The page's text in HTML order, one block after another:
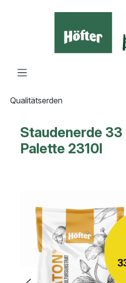
Qualitätserden
Staudenerde 33
Palette 2310l